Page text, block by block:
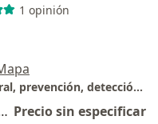
1 opinión
Cirugía Oncologica y General, prevención, detección y cirugía
de mama Precio sin especificar